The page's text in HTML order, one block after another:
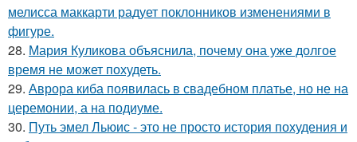
мелисса маккарти радует поклонников изменениями в
фигуре.
28. Мария Куликова объяснила, почему она уже долгое
время не может похудеть.
29. Аврора киба появилась в свадебном платье, но не на
церемонии, а на подиуме.
30. Путь эмел Льюис - это не просто история похудения и